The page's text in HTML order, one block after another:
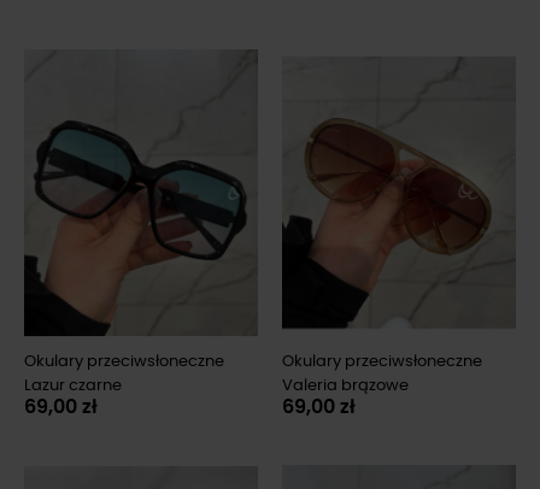
Okulary przeciwsłoneczne
Lazur czarne
69,00 zł
Okulary przeciwsłoneczne
Valeria brązowe
69,00 zł